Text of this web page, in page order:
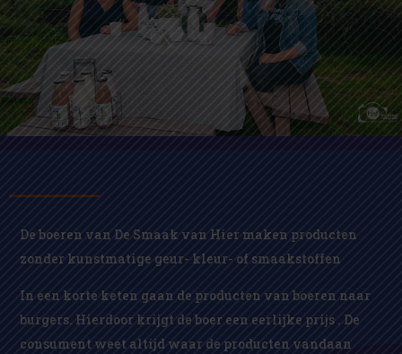
De boeren van De Smaak van Hier maken producten
zonder kunstmatige geur- kleur- of smaakstoffen
In een korte keten gaan de producten van boeren naar
burgers. Hierdoor krijgt de boer een eerlijke prijs . De
consument weet altijd waar de producten vandaan